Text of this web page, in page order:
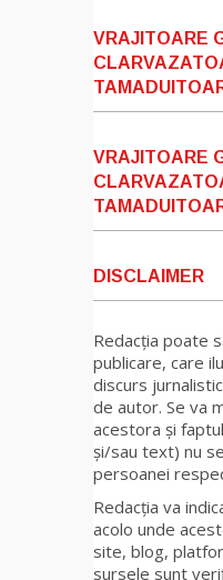
VRAJITOARE
VRAJITOARE
DISCLAIMER
Redacția poate
publicare, care
discurs
de autor. Se va
acestora și
și/sau text) nu
persoanei
Redacția va
acolo unde
site, blog,
sursele sunt